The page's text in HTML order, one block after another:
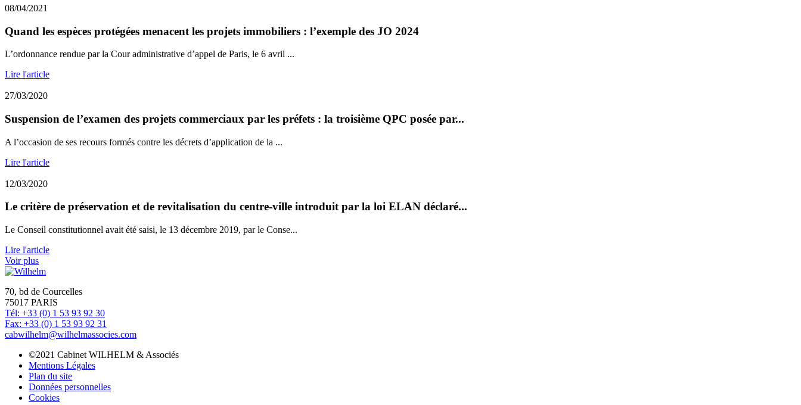
08/04/2021
Quand les espèces protégées menacent les projets immobiliers : l’exemple des JO 2024
L’ordonnance rendue par la Cour administrative d’appel de Paris, le 6 avril ...
Lire l'article
27/03/2020
Suspension de l’examen des projets commerciaux par les préfets : la troisième QPC posée par...
A l’occasion de ses recours formés contre les décrets d’application de la ...
Lire l'article
12/03/2020
Le critère de préservation et de revitalisation du centre-ville introduit par la loi ELAN déclaré...
Le Conseil constitutionnel avait été saisi, le 13 décembre 2019, par le Conse...
Lire l'article
Voir plus
70, bd de Courcelles
75017 PARIS
Tél: +33 (0) 1 53 93 92 30
Fax: +33 (0) 1 53 93 92 31
cabwilhelm@wilhelmassocies.com
©2021 Cabinet WILHELM & Associés
Mentions Légales
Plan du site
Données personnelles
Cookies